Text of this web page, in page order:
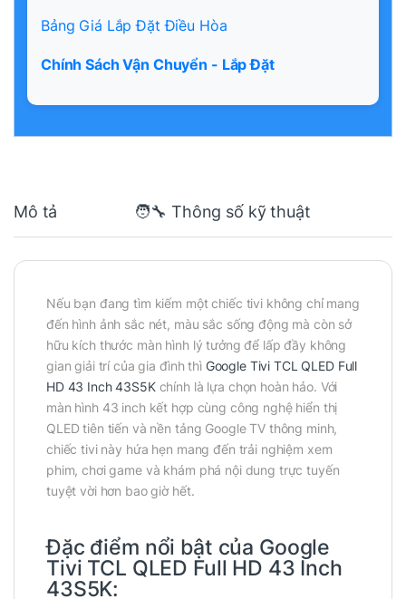
Bảng Giá Lắp Đặt Điều Hòa
Chính Sách Vận Chuyển - Lắp Đặt
Mô tả 🧑‍🔧 Thông số kỹ thuật
Nếu bạn đang tìm kiếm một chiếc tivi không chỉ mang
đến hình ảnh sắc nét, màu sắc sống động mà còn sở
hữu kích thước màn hình lý tưởng để lấp đầy không
gian giải trí của gia đình thì Google Tivi TCL QLED Full
HD 43 Inch 43S5Kchính là lựa chọn hoàn hảo. Với
màn hình 43 inch kết hợp cùng công nghệ hiển thị
QLED tiên tiến và nền tảng Google TV thông minh,
chiếc tivi này hứa hẹn mang đến trải nghiệm xem
phim, chơi game và khám phá nội dung trực tuyến
tuyệt vời hơn bao giờ hết.
Đặc điểm nổi bật của Google
Tivi TCL QLED Full HD 43 Inch
43S5K: